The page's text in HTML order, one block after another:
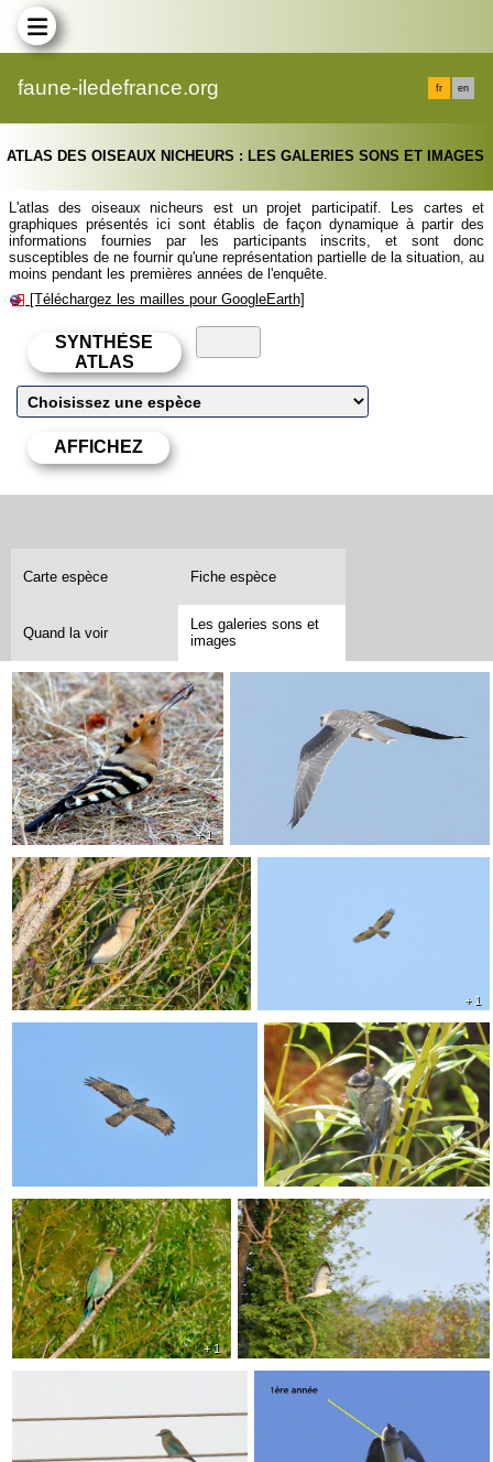
faune-iledefrance.org fr en
ATLAS DES OISEAUX NICHEURS : LES GALERIES SONS ET IMAGES
L'atlas des oiseaux nicheurs est un projet participatif. Les cartes et
graphiques présentés ici sont établis de façon dynamique à partir des
informations fournies par les participants inscrits, et sont donc
susceptibles de ne fournir qu'une représentation partielle de la situation, au
moins pendant les premières années de l'enquête.
[Téléchargez les mailles pour GoogleEarth]
Carte espèce Fiche espèce
Quand la voir
Les galeries sons et
images
+ 1
+ 1
+ 1